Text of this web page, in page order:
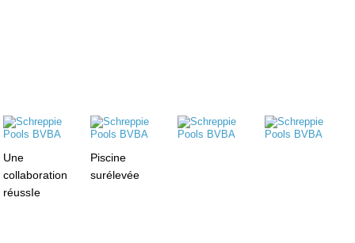
Une
collaboration
réussIe
Piscine
surélevée